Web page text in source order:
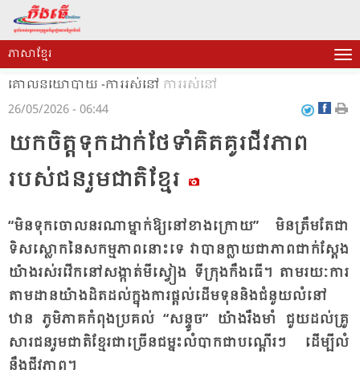
ភាសាខ្មែរ
គោលនយោបាយ -ការរស់នៅ ការរស់នៅ
26/05/2026 - 06:44
យក​ចិត្ត​ទុក​ដាក់​ថែ​ទាំ​គិត​គូរ​ជីវ​ភាព​
របស់​ជន​រួម​ជាតិ​ខ្មែរ
“មិន​ទុក​ចោល​នរ​ណា​ម្នាក់​ឱ្យ​នៅ​ខាង​ក្រោយ” មិន​ត្រឹម​តែ​ជា​
ទិស​ស្លោក​នៃ​សកម្ម​ភាព​នោះ​ទេ វា​បាន​ក្លាយ​ជា​ភាព​ជាក់​ស្តែង​
យ៉ាង​រស់​រវើក​នៅ​សង្កាត់​មី​ស្វៀង ទី​ក្រុង​កឹង​ធើ។ តាម​រយៈ​ការ​
តាម​ដាន​យ៉ាង​ដិត​ដល់​ក្នុង​ការ​ផ្តល់​ដើម​ទុន​និង​ជំ​នួយ​លំ​នៅ​
ឋាន ភូមិ​ភាគ​កំ​ពុង​ប្រ​គល់ “សន្ទូច” យ៉ាង​រឹង​មាំ ជួយ​ដល់​គ្រួ​
សារ​ជន​រួម​ជាតិ​ខ្មែរ​ជា​ច្រើន​ជម្នះ​លំ​បាក​ជា​បណ្តើរៗ ដើម្បី​លំ​
នឹង​ជីវ​ភាព។